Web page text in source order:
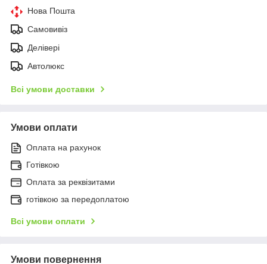
Нова Пошта
Самовивіз
Делівері
Автолюкс
Всі умови доставки
Умови оплати
Оплата на рахунок
Готівкою
Оплата за реквізитами
готівкою за передоплатою
Всі умови оплати
Умови повернення